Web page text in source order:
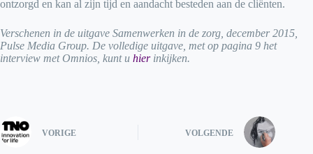
ontzorgd en kan al zijn tijd en aandacht besteden aan de cliënten.
Verschenen in de uitgave Samenwerken in de zorg, december 2015,
Pulse Media Group. De volledige uitgave, met op pagina 9 het
interview met Omnios, kunt u hierinkijken.
VORIGE VOLGENDE